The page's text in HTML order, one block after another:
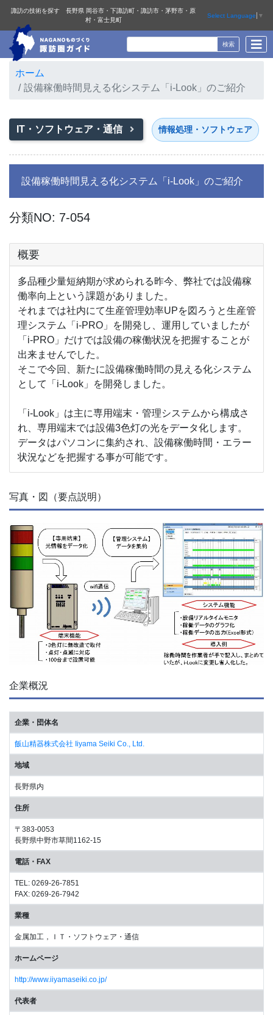
諏訪の技術を探す 長野県 岡谷市・下諏訪町・諏訪市・茅野市・原
村・富士見町
Select Language ▼
ホーム
設備稼働時間見える化システム「i-Look」のご紹介
IT・ソフトウェア・通信 情報処理・ソフトウェア
設備稼働時間見える化システム「i-Look」のご紹介
分類NO: 7-054
概要
多品種少量短納期が求められる昨今、弊社では設備稼
働率向上という課題がありました。
それまでは社内にて生産管理効率UPを図ろうと生産管
理システム「i-PRO」を開発し、運用していましたが
「i-PRO」だけでは設備の稼働状況を把握することが
出来ませんでした。
そこで今回、新たに設備稼働時間の見える化システム
として「i-Look」を開発しました。
「i-Look」は主に専用端末・管理システムから構成さ
れ、専用端末では設備3色灯の光をデータ化します。
データはパソコンに集約され、設備稼働時間・エラー
状況などを把握する事が可能です。
写真・図（要点説明）
企業概況
企業・団体名
飯山精器株式会社 Iiyama Seiki Co., Ltd.
地域
長野県内
住所
〒383-0053
長野県中野市草間1162-15
電話・FAX
TEL: 0269-26-7851
FAX: 0269-26-7942
業種
金属加工，ＩＴ・ソフトウェア・通信
ホームページ
http://www.iiyamaseiki.co.jp/
代表者